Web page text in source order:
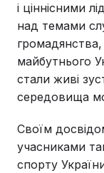
і ціннісними
над темами
громадянства,
майбутнього
стали живі
середовища
Своїм
учасниками
спорту